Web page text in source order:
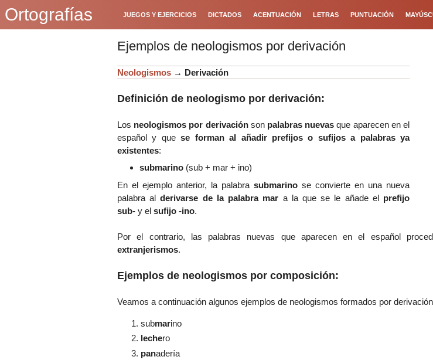
Ortografías JUEGOS Y EJERCICIOS DICTADOS ACENTUACIÓN LETRAS PUNTUACIÓN
Ejemplos de neologismos por derivación
Neologismos → Derivación
Definición de neologismo por derivación:
Los neologismos por derivación son palabras nuevas que aparecen en el
español y quese forman al añadir prefijos o sufijos a palabras ya
existentes:
submarino (sub + mar + ino)
En el ejemplo anterior, la palabra submarino se convierte en una nueva
palabra alderivarse de la palabra mar a la que se le añade el prefijo
sub- y el sufijo -ino.
Por el contrario, las palabras nuevas que aparecen en el español
extranjerismos.
Ejemplos de neologismos por composición:
Veamos a continuación algunos ejemplos de neologismos formados por
submarino
lechero
panadería